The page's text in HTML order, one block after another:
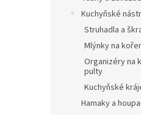
Kuchyňské
Struhadla a
Mlýnky na
Organizéry na
pulty
Kuchyňské
Hamaky a